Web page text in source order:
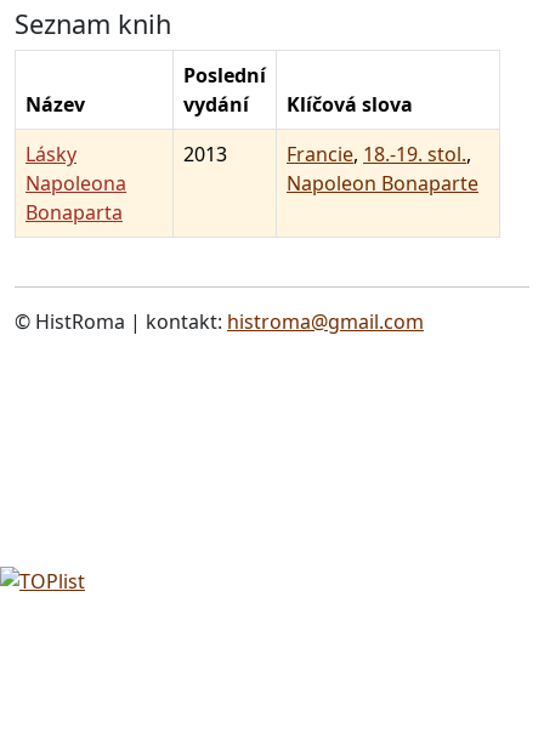
Seznam knih
Název
Poslední
vydání
Klíčová slova
Lásky
Napoleona
Bonaparta
2013 Francie, 18.-19. stol.,
Napoleon Bonaparte
© HistRoma | kontakt: histroma@gmail.com